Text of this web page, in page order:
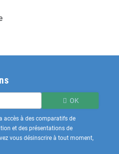
OK
accès à des comparatifs de
et des présentations de
vous désinscrire à tout moment,